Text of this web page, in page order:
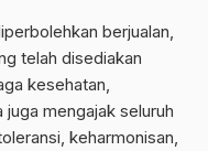
berjualan,
telah disediakan
kesehatan,
mengajak seluruh
keharmonisan,